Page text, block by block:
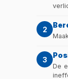
2
3
De